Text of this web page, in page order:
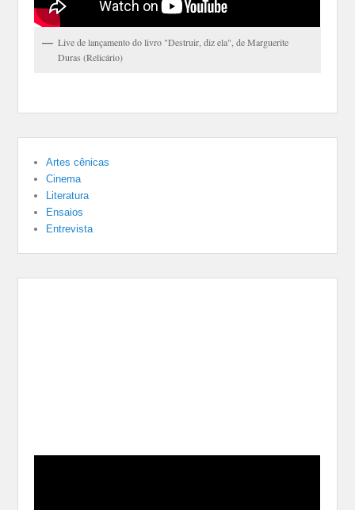
Live de lançamento do livro "Destruir, diz ela", de Marguerite
Duras (Relicário)
Artes cênicas
Cinema
Literatura
Ensaios
Entrevista